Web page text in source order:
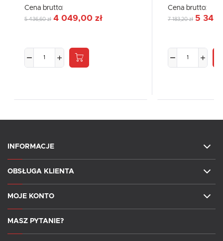
Cena brutto:
5 436,60 zł 4 049,00 zł
Cena brutto:
7 183,20 zł 5
INFORMACJE
OBSŁUGA KLIENTA
MOJE KONTO
MASZ PYTANIE?